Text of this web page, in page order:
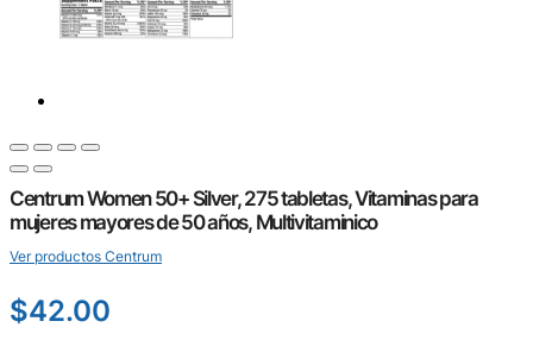
Centrum Women 50+ Silver, 275 tabletas, Vitaminas para
mujeres mayores de 50 años, Multivitaminico
Ver productos Centrum
$42.00